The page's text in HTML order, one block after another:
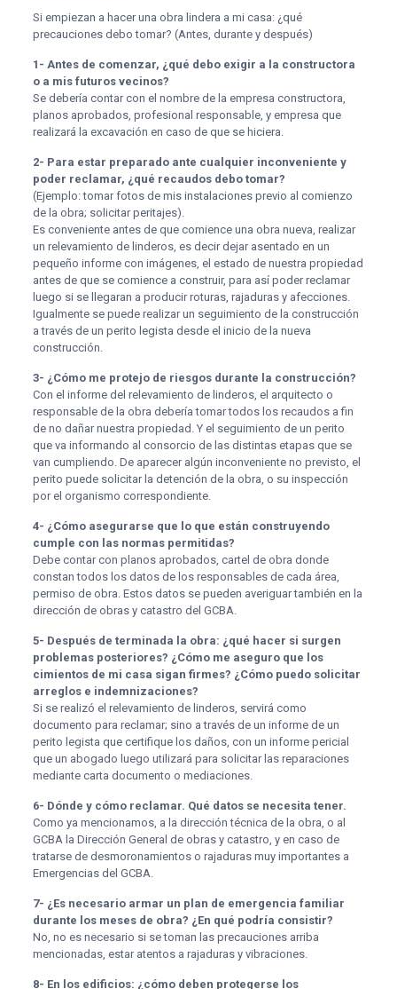
Si empiezan a hacer una obra lindera a mi casa: ¿qué
precauciones debo tomar? (Antes, durante y después)
1- Antes de comenzar, ¿qué debo exigir a la constructora
o a mis futuros vecinos?
Se debería contar con el nombre de la empresa constructora,
planos aprobados, profesional responsable, y empresa que
realizará la excavación en caso de que se hiciera.
2- Para estar preparado ante cualquier inconveniente y
poder reclamar, ¿qué recaudos debo tomar?
(Ejemplo: tomar fotos de mis instalaciones previo al comienzo
de la obra; solicitar peritajes).
Es conveniente antes de que comience una obra nueva, realizar
un relevamiento de linderos, es decir dejar asentado en un
pequeño informe con imágenes, el estado de nuestra propiedad
antes de que se comience a construir, para así poder reclamar
luego si se llegaran a producir roturas, rajaduras y afecciones.
Igualmente se puede realizar un seguimiento de la construcción
a través de un perito legista desde el inicio de la nueva
construcción.
3- ¿Cómo me protejo de riesgos durante la construcción?
Con el informe del relevamiento de linderos, el arquitecto o
responsable de la obra debería tomar todos los recaudos a fin
de no dañar nuestra propiedad. Y el seguimiento de un perito
que va informando al consorcio de las distintas etapas que se
van cumpliendo. De aparecer algún inconveniente no previsto, el
perito puede solicitar la detención de la obra, o su inspección
por el organismo correspondiente.
4- ¿Cómo asegurarse que lo que están construyendo
cumple con las normas permitidas?
Debe contar con planos aprobados, cartel de obra donde
constan todos los datos de los responsables de cada área,
permiso de obra. Estos datos se pueden averiguar también en la
dirección de obras y catastro del GCBA.
5- Después de terminada la obra: ¿qué hacer si surgen
problemas posteriores? ¿Cómo me aseguro que los
cimientos de mi casa sigan firmes? ¿Cómo puedo solicitar
arreglos e indemnizaciones?
Si se realizó el relevamiento de linderos, servirá como
documento para reclamar; sino a través de un informe de un
perito legista que certifique los daños, con un informe pericial
que un abogado luego utilizará para solicitar las reparaciones
mediante carta documento o mediaciones.
6- Dónde y cómo reclamar. Qué datos se necesita tener.
Como ya mencionamos, a la dirección técnica de la obra, o al
GCBA la Dirección General de obras y catastro, y en caso de
tratarse de desmoronamientos o rajaduras muy importantes a
Emergencias del GCBA.
7- ¿Es necesario armar un plan de emergencia familiar
durante los meses de obra? ¿En qué podría consistir?
No, no es necesario si se toman las precauciones arriba
mencionadas, estar atentos a rajaduras y vibraciones.
8- En los edificios: ¿cómo deben protegerse los